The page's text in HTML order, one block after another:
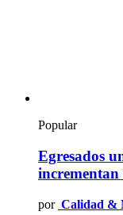
Popular
Egresados
por Calidad &